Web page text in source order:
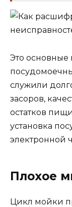
Это
служили
засоров,
остатков
установка
электронной
Плохое
Цикл мойки